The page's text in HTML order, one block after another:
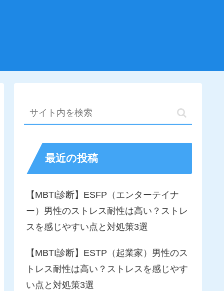
最近の投稿
【MBTI診断】ESFP（エンターテイナ
ー）男性のストレス耐性は高い？ストレ
スを感じやすい点と対処策3選
【MBTI診断】ESTP（起業家）男性のス
トレス耐性は高い？ストレスを感じやす
い点と対処策3選